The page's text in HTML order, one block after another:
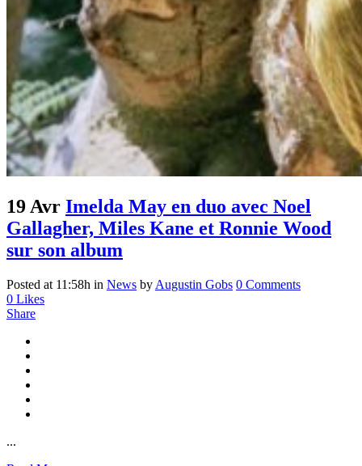
19 Avr Imelda May en duo avec Noel
Gallagher, Miles Kane et Ronnie Wood
sur son album
Posted at 11:58h in News by Augustin Gobs 0 Comments
0 Likes
Share
...